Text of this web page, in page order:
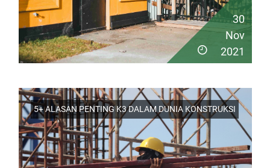
30
Nov
2021
5+ ALASAN PENTING K3 DALAM DUNIA KONSTRUKSI